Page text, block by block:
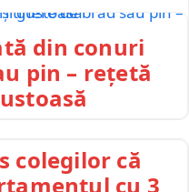
din conuri
pin – rețetă
colegilor că
cu 3